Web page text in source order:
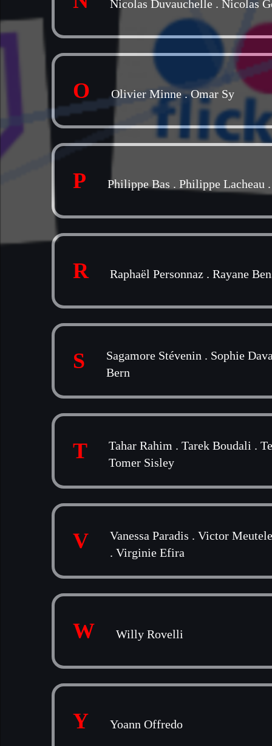
Nicolas Duvauchelle . Nicolas
O Olivier Minne.Omar Sy
P Philippe Bas . Philippe Lacheau
R Raphaël Personnaz . Rayane
S Sagamore Stévenin . Sophie
Bern
T Tahar Rahim . Tarek Boudali .
Tomer Sisley
V Vanessa Paradis . Victor
. Virginie Efira
W Willy Rovelli
Y Yoann Offredo